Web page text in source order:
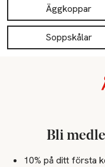
Äggkoppar
Soppskålar
Bli
10% på ditt första